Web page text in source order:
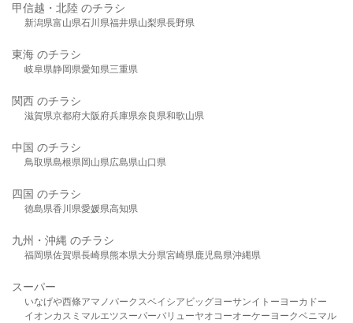
甲信越・北陸 のチラシ
新潟県富山県石川県福井県山梨県長野県
東海 のチラシ
岐阜県静岡県愛知県三重県
関西 のチラシ
滋賀県京都府大阪府兵庫県奈良県和歌山県
中国 のチラシ
鳥取県島根県岡山県広島県山口県
四国 のチラシ
徳島県香川県愛媛県高知県
九州・沖縄 のチラシ
福岡県佐賀県長崎県熊本県大分県宮崎県鹿児島県沖縄県
スーパー
いなげや西條アマノパークスベイシア ビッグヨーサンイトーヨーカドー
イオンカスミ マルエツスーパーバリューヤオコーオーケー ヨークベニマル